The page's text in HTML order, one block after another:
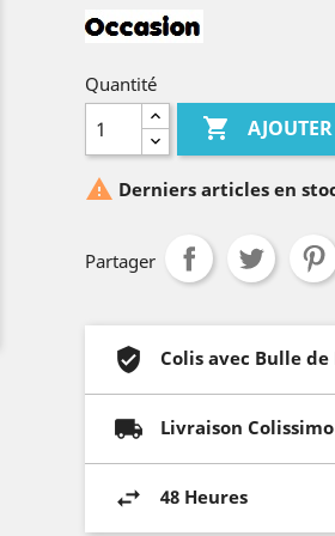
Quantité

 Derniers articles en
Partager
Colis avec Bulle
Livraison Colissimo
48 Heures